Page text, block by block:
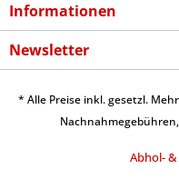
Informationen
Newsletter
* Alle Preise inkl. gesetzl.
Abhol-